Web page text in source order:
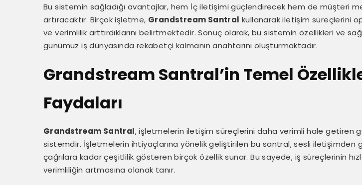
Bu sistemin sağladığı avantajlar, hem İç iletişimi güçlendirecek hem de müşteri
artıracaktır. Birçok işletme, Grandstream Santral kullanarak iletişim süreçlerini
ve verimlilik arttırdıklarını belirtmektedir. Sonuç olarak, bu sistemin özellikleri ve
günümüz iş dünyasında rekabetçi kalmanın anahtarını oluşturmaktadır.
Grandstream Santral’in Temel
Faydaları
Grandstream Santral, işletmelerin iletişim süreçlerini daha verimli hale getiren
sistemdir. İşletmelerin ihtiyaçlarına yönelik geliştirilen bu santral, sesli iletişimden
çağrılara kadar çeşitlilik gösteren birçok özellik sunar. Bu sayede, iş süreçlerinin
verimliliğin artmasına olanak tanır.